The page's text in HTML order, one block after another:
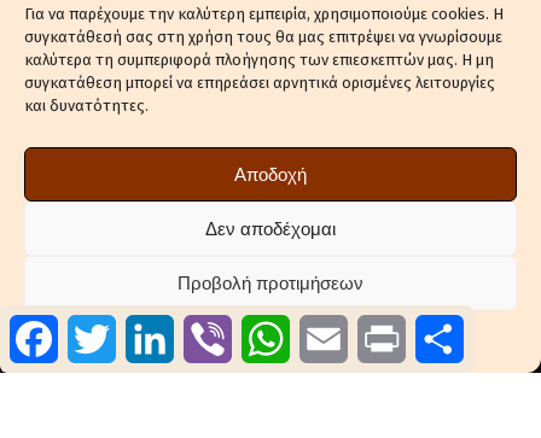
Για να παρέχουμε την καλύτερη εμπειρία, χρησιμοποιούμε cookies. Η
συγκατάθεσή σας στη χρήση τους θα μας επιτρέψει να γνωρίσουμε
καλύτερα τη συμπεριφορά πλοήγησης των επιεσκεπτών μας. Η μη
συγκατάθεση μπορεί να επηρεάσει αρνητικά ορισμένες λειτουργίες
και δυνατότητες.
Αποδοχή
Δεν αποδέχομαι
Προβολή προτιμήσεων
Πολιτική CookiesΠολιτική Απορρήτου
ΠΟΛΙΤΙΚΉ COOKIES (ΕΕ)
ΣΤΕΊΛΤΕ ΔΕΛΤΊΑ ΤΎΠΟΥ ΤΗΣ ΕΤΑΙΡΕΊΑΣ ΣΑΣ
FacebookTwitter LinkedInViber WhatsApp
Email Print